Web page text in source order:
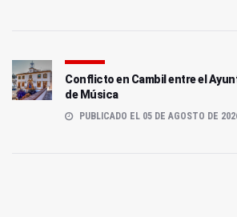
Conflicto en Cambil entre el
de Música
PUBLICADO EL 05 DE AGOSTO DE